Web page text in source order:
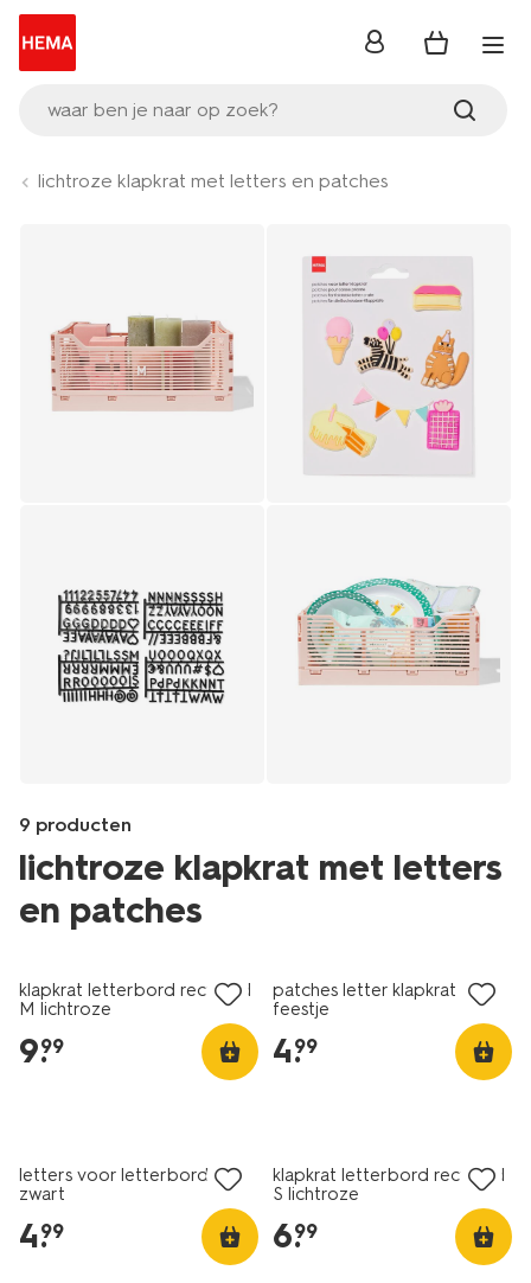
waar ben je naar op zoek?
inloggen
lichtroze klapkrat met letters en patches
9 producten
lichtroze klapkrat met letters
en patches
slapen/opbergen/krat/patches-
letter-
klapkrat-
Products
1+1 gratis
klapkrat letterbord recycled
M lichtroze
9.
99
patches letter klapkrat
feestje
4.
99
letters voor letterbord krat
zwart
4.
99
klapkrat letterbord recycled
S lichtroze
6.
99